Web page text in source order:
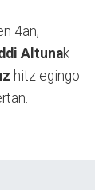
4an,
Altunak
hitz egingo